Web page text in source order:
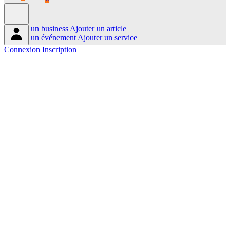
Ajouter un business Ajouter un article
Ajouter un événement Ajouter un service
Connexion Inscription